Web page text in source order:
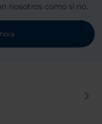
nosotros como si no.